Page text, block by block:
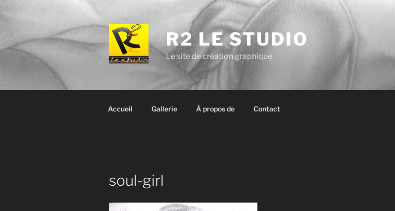
Aller
au
principal
R2 LE STUDIO
Le site de création graphique
Accueil Gallerie À propos de Contact
soul-girl